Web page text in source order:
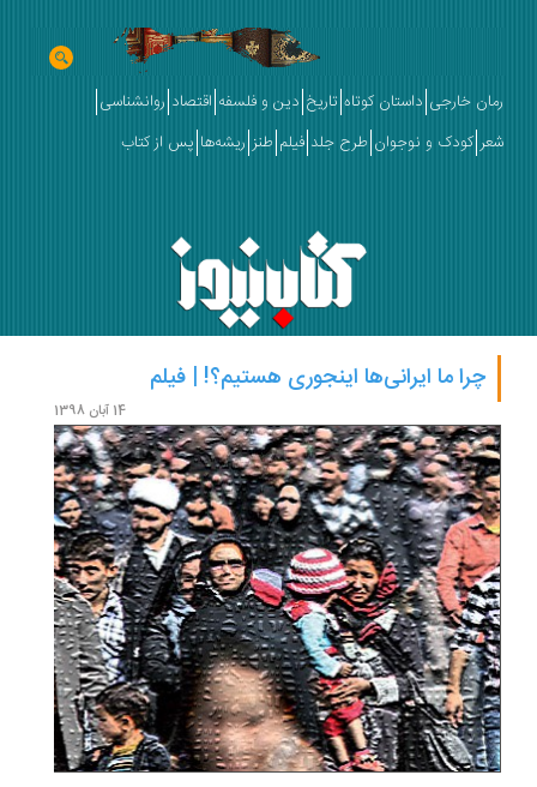
رمان خارجی داستان کوتاه تاریخ دین و فلسفه اقتصاد روانشناسی
شعر کودک و نوجوان طرح جلد فیلم طنز ریشه‌ها پس از کتاب
چرا ما ایرانی‌ها اینجوری هستیم؟! | فیلم
14 آبان 1398